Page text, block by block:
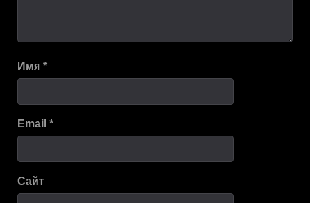
Имя *
Email *
Сайт